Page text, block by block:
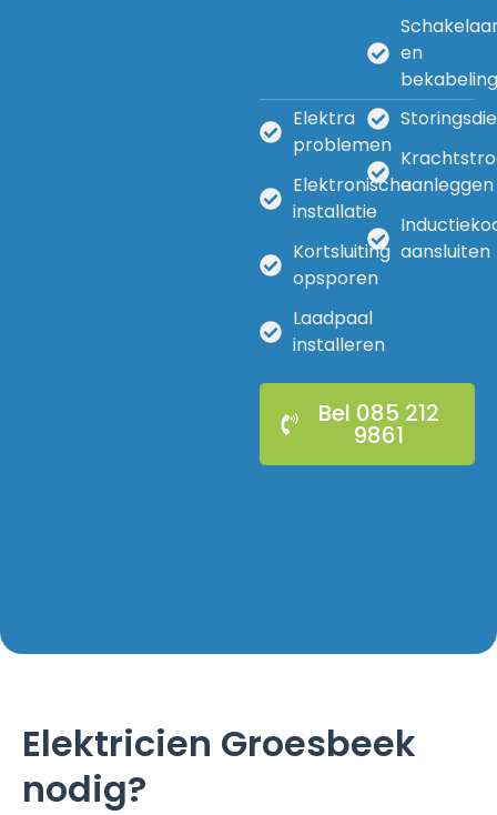
en
Elektra
problemen
Elektronische
installatie
Kortsluiting
opsporen
Laadpaal
installeren
aanleggen
aansluiten
Bel 085 212
9861
Elektricien Groesbeek
nodig?